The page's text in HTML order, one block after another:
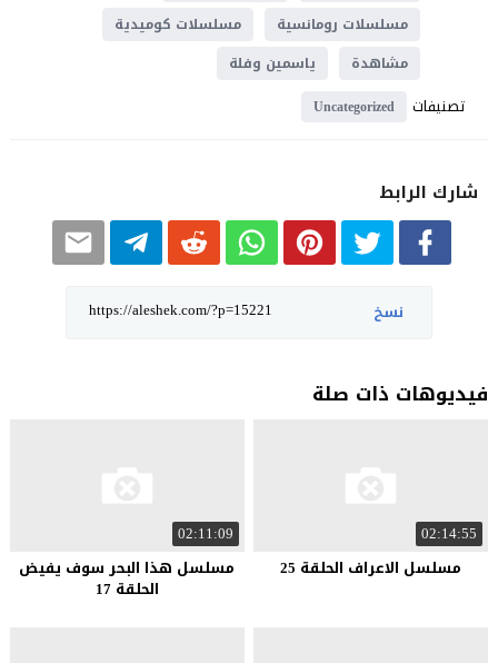
مسلسلات رومانسية
مسلسلات كوميدية
مشاهدة
ياسمين وفلة
تصنيفات Uncategorized
شارك الرابط
نسخ
فيديوهات ذات صلة
02:14:55
مسلسل الاعراف الحلقة 25
02:11:09
مسلسل هذا البحر سوف يفيض
الحلقة 17